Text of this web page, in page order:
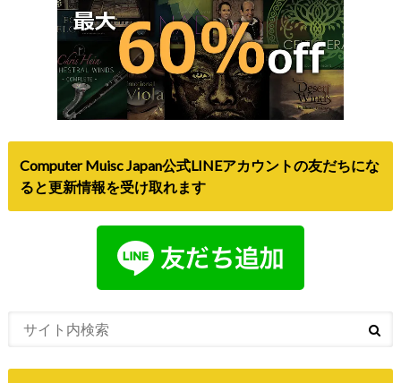
Computer Muisc Japan公式LINEアカウントの友だちにな
ると更新情報を受け取れます